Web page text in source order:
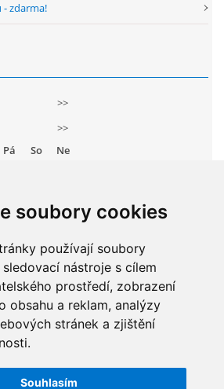
soubory cookies
používají soubory
nástroje s cílem
prostředí, zobrazení
obsahu a reklam, analýzy
stránek a zjištění
Souhlasím
zdarma!
>>
>>
Pá So
Ne
14 15
16
21 22
23
28 29
30